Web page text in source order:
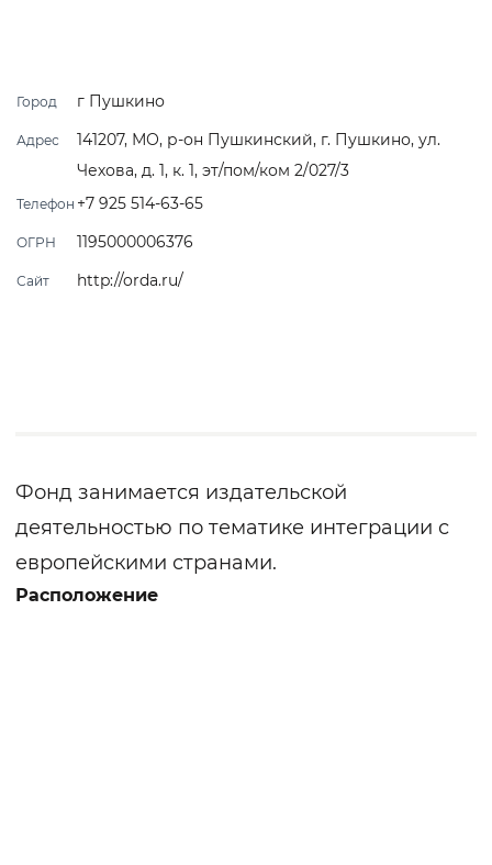
Город г Пушкино
Адрес
141207, МО, р-он Пушкинский, г. Пушкино, ул.
Чехова, д. 1, к. 1, эт/пом/ком 2/027/3
Телефон +7 925 514-63-65
ОГРН 1195000006376
Сайт http://orda.ru/
Фонд занимается издательской
деятельностью по тематике интеграции с
европейскими странами.
Расположение